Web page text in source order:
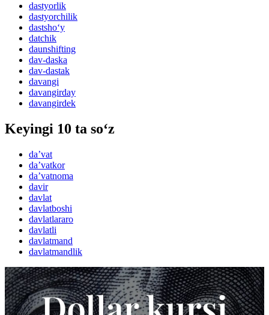
dastyorlik
dastyorchilik
dastsho‘y
datchik
daunshifting
dav-daska
dav-dastak
davangi
davangirday
davangirdek
Keyingi 10 ta so‘z
daʼvat
daʼvatkor
daʼvatnoma
davir
davlat
davlatboshi
davlatlararo
davlatli
davlatmand
davlatmandlik